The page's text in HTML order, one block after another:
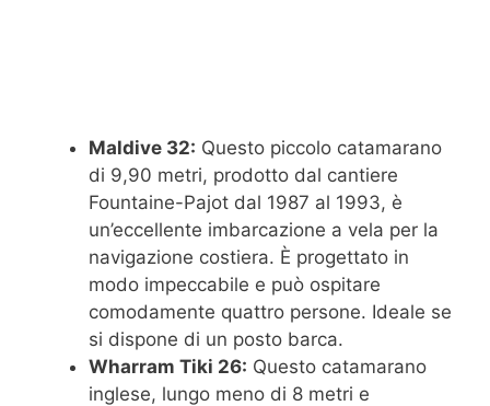
Maldive 32: Questo piccolo catamarano
di 9,90 metri, prodotto dal cantiere
Fountaine-Pajot dal 1987 al 1993, è
un’eccellente imbarcazione a vela per la
navigazione costiera. È progettato in
modo impeccabile e può ospitare
comodamente quattro persone. Ideale se
si dispone di un posto barca.
Wharram Tiki 26: Questo catamarano
inglese, lungo meno di 8 metri e